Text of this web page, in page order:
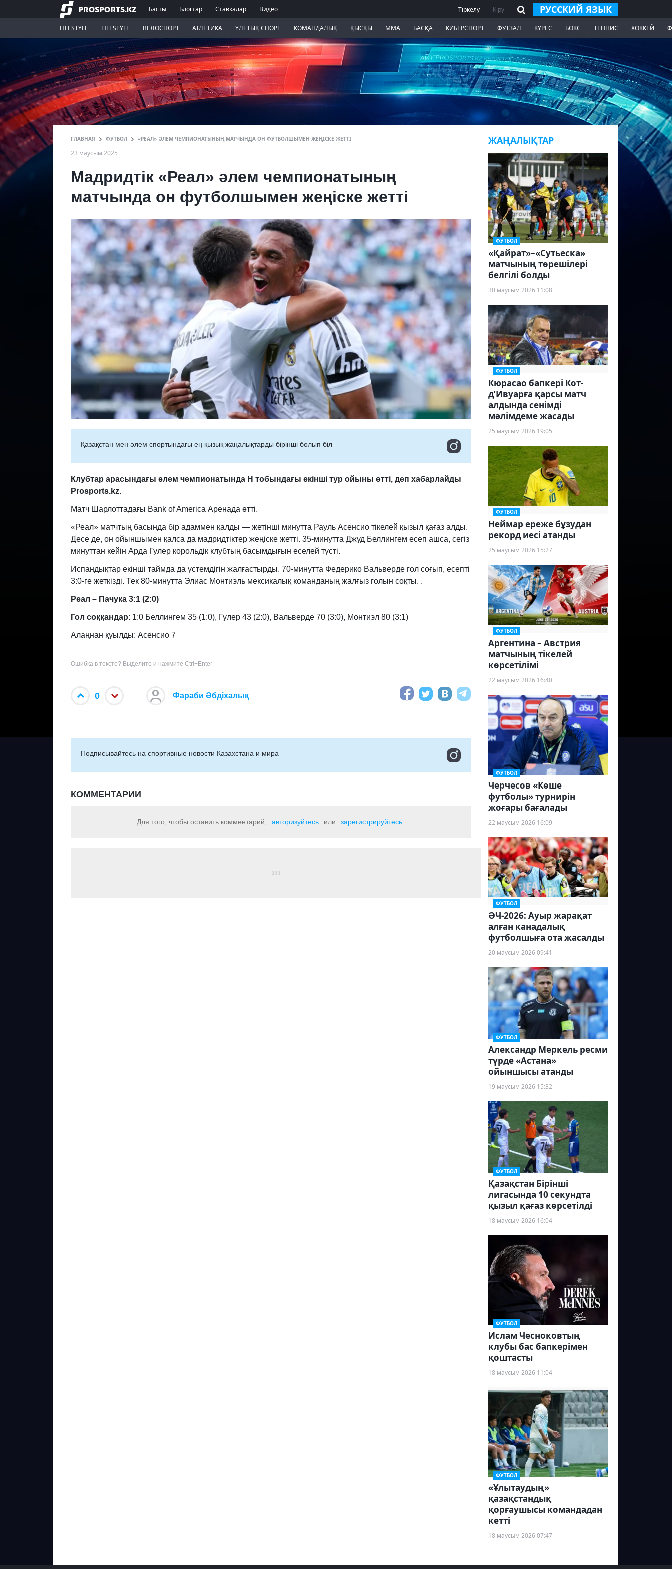
Басты Блогтар Ставкалар Видео Тіркелу Кіру РУССКИЙ ЯЗЫК
LIFESTYLE LIFESTYLE ВЕЛОСПОРТ АТЛЕТИКА ҰЛТТЫҚ СПОРТ КОМАНДАЛЫҚ ҚЫСҚЫ ММА БАСҚА КИБЕРСПОРТ ФУТЗАЛ КҮРЕС БОКС ТЕННИС ХОККЕЙ
ГЛАВНАЯ ФУТБОЛ «РЕАЛ» ӘЛЕМ ЧЕМПИОНАТЫНЫҢ МАТЧЫНДА ОН ФУТБОЛШЫМЕН ЖЕҢІСКЕ ЖЕТТІ
23 маусым 2025
Мадридтік «Реал» әлем чемпионатының
матчында он футболшымен жеңіске жетті
Қазақстан мен әлем спортындағы ең қызық жаңалықтарды бірінші болып біл
Клубтар арасындағы әлем чемпионатында H тобындағы екінші тур ойыны өтті, деп хабарлайды
Prosports.kz.
Матч Шарлоттадағы Bank of America Аренада өтті.
«Реал» матчтың басында бір адаммен қалды — жетінші минутта Рауль Асенсио тікелей қызыл қағаз алды.
Десе де, он ойыншымен қалса да мадридтіктер жеңіске жетті. 35-минутта Джуд Беллингем есеп ашса, сегіз
минуттан кейін Арда Гулер корольдік клубтың басымдығын еселей түсті.
Испандықтар екінші таймда да үстемдігін жалғастырды. 70-минутта Федерико Вальверде гол соғып, есепті
3:0-ге жеткізді. Тек 80-минутта Элиас Монтиэль мексикалық команданың жалғыз голын соқты. .
Реал – Пачука 3:1 (2:0)
Гол соққандар: 1:0 Беллингем 35 (1:0), Гулер 43 (2:0), Вальверде 70 (3:0), Монтиэл 80 (3:1)
Алаңнан қуылды: Асенсио 7
Ошибка в тексте? Выделите и нажмите Ctrl+Enter
0 Фараби Әбдіхалық
Подписывайтесь на cпортивные новости Казахстана и мира
КОММЕНТАРИИ
Для того, чтобы оставить комментарий, авторизуйтесь или зарегистрируйтесь
ЖАҢАЛЫҚТАР
ФУТБОЛ
«Қайрат»–«Сутьеска»
матчының төрешілері
белгілі болды
30 маусым 2026 11:08
ФУТБОЛ
Кюрасао бапкері Кот-
д’Ивуарға қарсы матч
алдында сенімді
мәлімдеме жасады
25 маусым 2026 19:05
ФУТБОЛ
Неймар ереже бұзудан
рекорд иесі атанды
25 маусым 2026 15:27
ФУТБОЛ
Аргентина – Австрия
матчының тікелей
көрсетілімі
22 маусым 2026 16:40
ФУТБОЛ
Черчесов «Көше
футболы» турнирін
жоғары бағалады
22 маусым 2026 16:09
ФУТБОЛ
ӘЧ-2026: Ауыр жарақат
алған канадалық
футболшыға ота жасалды
20 маусым 2026 09:41
ФУТБОЛ
Александр Меркель ресми
түрде «Астана»
ойыншысы атанды
19 маусым 2026 15:32
ФУТБОЛ
Қазақстан Бірінші
лигасында 10 секундта
қызыл қағаз көрсетілді
18 маусым 2026 16:04
ФУТБОЛ
Ислам Чесноковтың
клубы бас бапкерімен
қоштасты
18 маусым 2026 11:04
ФУТБОЛ
«Ұлытаудың»
қазақстандық
қорғаушысы командадан
кетті
18 маусым 2026 07:47